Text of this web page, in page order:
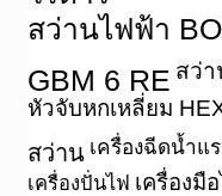
สว่านไฟฟ้า
GBM 6 RE สว่า
หัวจับหกเหลี่ยม
สว่าน เครื่องฉีดน้ำแ
เครื่องปั่นไฟ เครื่องมื